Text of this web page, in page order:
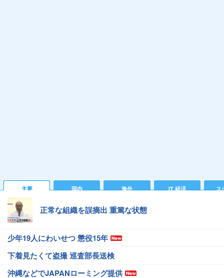
主要 国内 海外 IT 経済 ス
正常な組織を誤摘出 重篤な状態
少年19人にわいせつ 懲役15年
下着見たくて盗撮 巡査部長送検
沖縄などでJAPANローミング提供